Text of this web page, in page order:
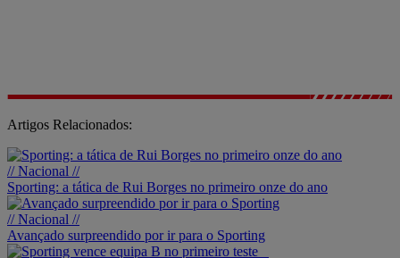
Artigos Relacionados:
// Nacional //
Sporting: a tática de Rui Borges no primeiro onze do ano
// Nacional //
Avançado surpreendido por ir para o Sporting